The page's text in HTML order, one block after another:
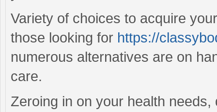
Variety of choices to acquire
those looking for https://
numerous alternatives are on
care.
Zeroing in on your health